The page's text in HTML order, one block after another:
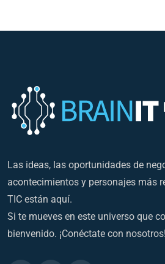
Las ideas, las oportunidades de
acontecimientos y personajes más
TIC están aquí.
Si te mueves en este universo que
bienvenido. ¡Conéctate con nosotros!